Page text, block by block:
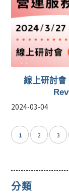
線上研討
2024-03-04
1 2 3
分類